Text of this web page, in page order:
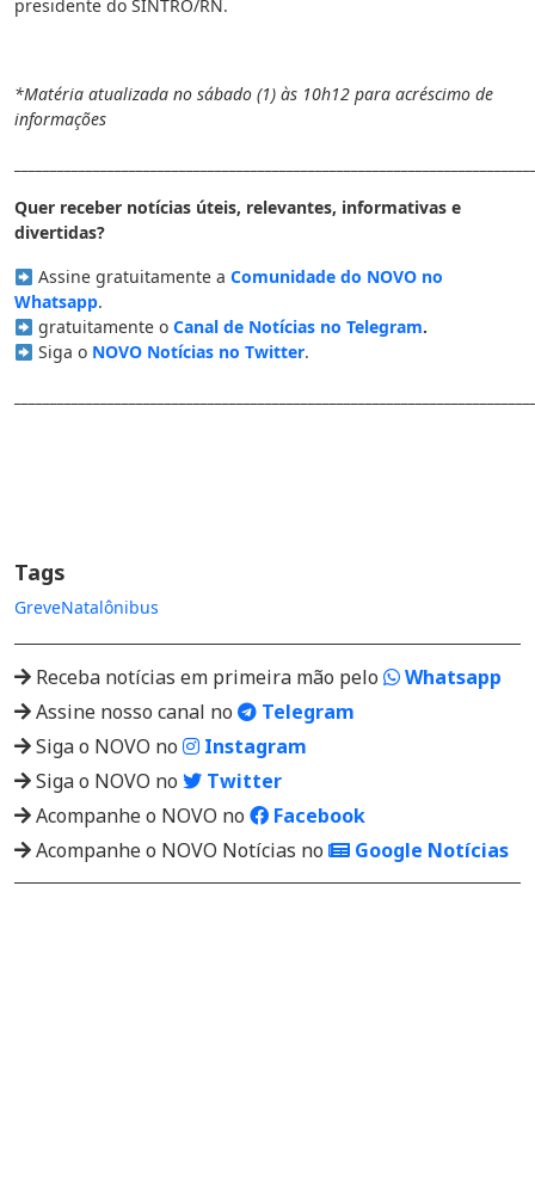
presidente do SINTRO/RN.
*Matéria atualizada no sábado (1) às 10h12 para acréscimo de
informações
Quer receber notícias úteis, relevantes, informativas e
divertidas?
Assine gratuitamente a Comunidade do NOVO no
Whatsapp.
gratuitamente o Canal de Notícias no Telegram.
Siga o NOVO Notícias no Twitter.
Tags
GreveNatalônibus
Receba notícias em primeira mão pelo
Whatsapp
Assine nosso canal no
Telegram
Siga o NOVO no
Instagram
Siga o NOVO no
Twitter
Acompanhe o NOVO no
Facebook
Acompanhe o NOVO Notícias no
Google Notícias